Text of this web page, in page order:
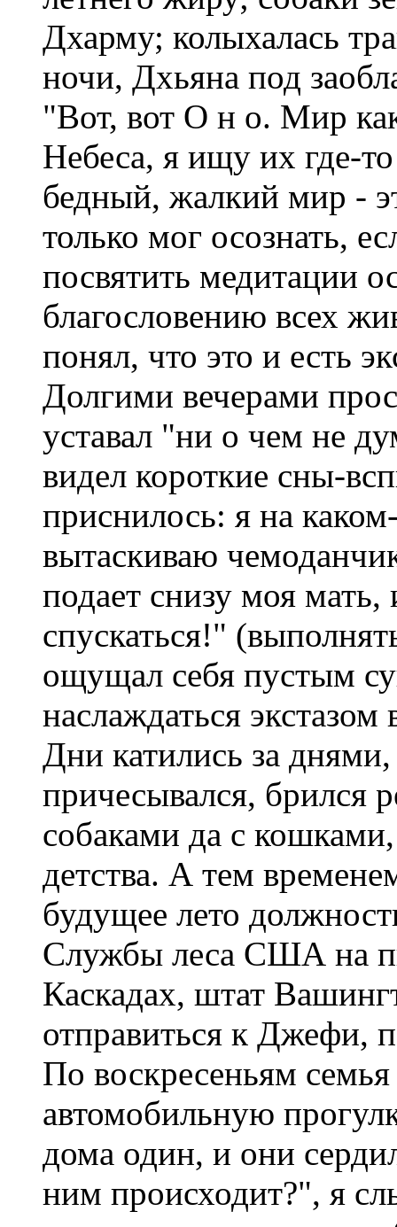
Дхарму; колыхалась
ночи, Дхьяна под
"Вот, вот О н о. Мир
Небеса, я ищу их где-
бедный, жалкий мир -
только мог осознать,
посвятить медитации
благословению всех
понял, что это и есть
Долгими вечерами
уставал "ни о чем не
видел короткие сны-
приснилось: я на
вытаскиваю
подает снизу моя
спускаться!"
ощущал себя пустым
наслаждаться
Дни катились за
причесывался, брился
собаками да с
детства. А тем
будущее лето
Службы леса США на
Каскадах, штат
отправиться к Джефи,
По воскресеньям
автомобильную
дома один, и они
ним происходит?", я